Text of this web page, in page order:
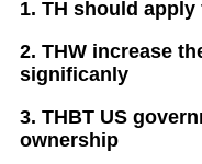
1. TH should
2. THW increase
significanly
3. THBT US
ownership